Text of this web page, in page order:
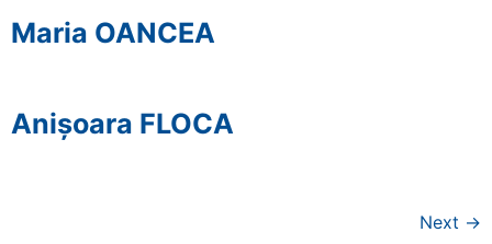
Maria OANCEA
Anișoara FLOCA
Next →